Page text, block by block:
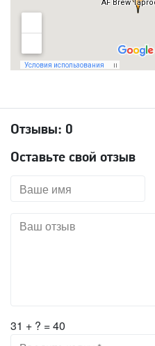
Отзывы: 0
Оставьте свой отзыв
31 + ? = 40